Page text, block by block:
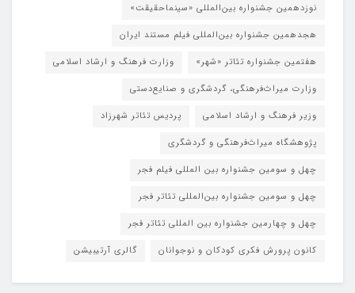
نوزدهمین جشنواره بین‌المللی «سینماحقیقت»
هجدهمین جشنواره بین‌المللی فیلم مستند ایران
هفتمین جشنواره تئاتر «شهر»
وزارت فرهنگ و ارشاد اسلامی
وزارت میراث‌فرهنگی، گردشگری و صنایع‌دستی
وزیر فرهنگ و ارشاد اسلامی
پردیس تئاتر شهرزاد
پژوهشگاه میراث‌فرهنگی و گردشگری
چهل و سومین جشنواره بین المللی فیلم فجر
چهل و سومین جشنواره بین‌المللی تئاتر فجر
چهل و چهارمین جشنواره بین المللی تئاتر فجر
کانون پرورش فکری کودکان و نوجوانان
گالری آرتیبیشن